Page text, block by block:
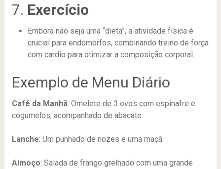
7. Exercício
Embora não seja uma “dieta”, a atividade física é
crucial para endomorfos, combinando treino de força
com cardio para otimizar a composição corporal.
Exemplo de Menu Diário
Café da Manhã: Omelete de 3 ovos com espinafre e
cogumelos, acompanhado de abacate.
Lanche: Um punhado de nozes e uma maçã.
Almoço: Salada de frango grelhado com uma grande